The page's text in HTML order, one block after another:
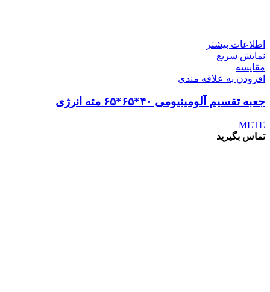
اطلاعات بیشتر
نمایش سریع
مقايسه
افزودن به علاقه مندی
جعبه تقسیم آلومینیومی ۴۰*۶۵*۶۵ مته انرژی
METE
تماس بگیرید